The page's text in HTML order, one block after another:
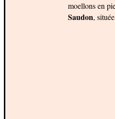
moellons en
Saudon,